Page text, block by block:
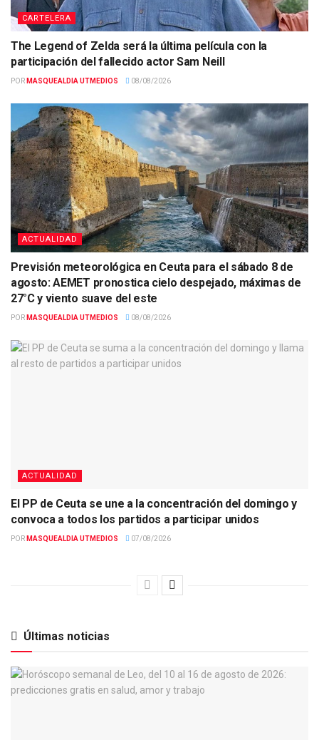
CARTELERA
The Legend of Zelda será la última película con la
participación del fallecido actor Sam Neill
POR MASQUEALDIA UTMEDIOS 08/08/2026
ACTUALIDAD
Previsión meteorológica en Ceuta para el sábado 8 de
agosto: AEMET pronostica cielo despejado, máximas de
27°C y viento suave del este
POR MASQUEALDIA UTMEDIOS 08/08/2026
ACTUALIDAD
El PP de Ceuta se une a la concentración del domingo y
convoca a todos los partidos a participar unidos
POR MASQUEALDIA UTMEDIOS 07/08/2026
Últimas noticias